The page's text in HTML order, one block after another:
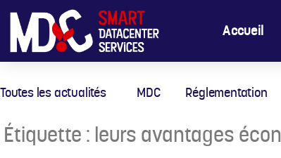
Accueil
Toutes les actualités MDC Réglementation
Étiquette : leurs avantages